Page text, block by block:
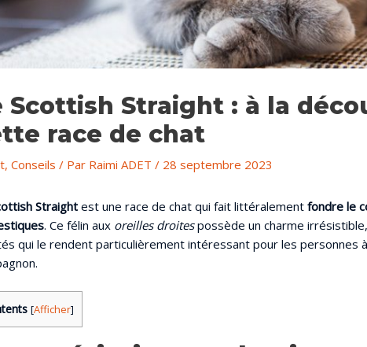
Scottish Straight : à la
race de chat
, Conseils / Par Raimi ADET / 28 septembre 2023
Straight est une race de chat qui fait littéralement fondre le
. Ce félin aux oreilles droitespossède un charme
qui le rendent particulièrement intéressant pour les personnes
[Afficher]